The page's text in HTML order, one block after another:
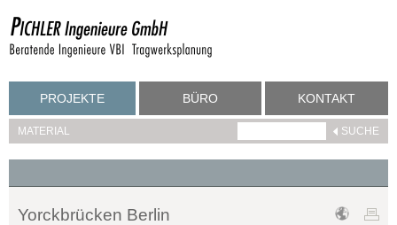
PROJEKTE BÜRO KONTAKT
MATERIAL
Yorckbrücken Berlin